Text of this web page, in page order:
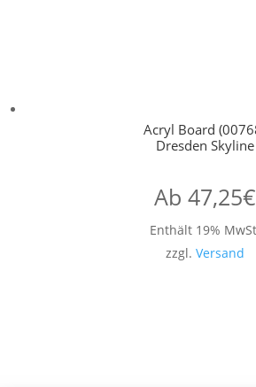
Acryl Board
Dresden Skyline
Ab 47,25€
Enthält 19%
zzgl. Versand